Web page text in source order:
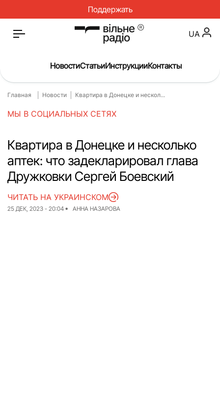
Поддержать
Главная
О нас
Инструкции
Спорт
Интервью
Досье
Репортаж
Блог
Проекты
UA
НовостиСтатьиИнструкцииКонтакты
Главная Новости Квартира в Донецке и нескол...
МЫ В СОЦИАЛЬНЫХ СЕТЯХ
Квартира в Донецке и несколько
аптек: что задекларировал глава
Дружковки Сергей Боевский
25 ДЕК, 2023 - 20:04 АННА НАЗАРОВА
ЧИТАТЬ НА УКРАИНСКОМ